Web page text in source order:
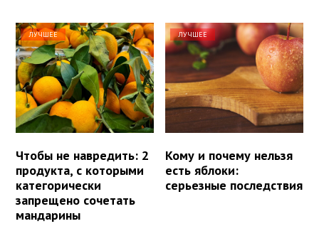
ЛУЧШЕЕ
Чтобы не навредить: 2
продукта, с которыми
категорически
запрещено сочетать
мандарины
ЛУЧШЕЕ
Кому и почему нельзя
есть яблоки:
серьезные последствия